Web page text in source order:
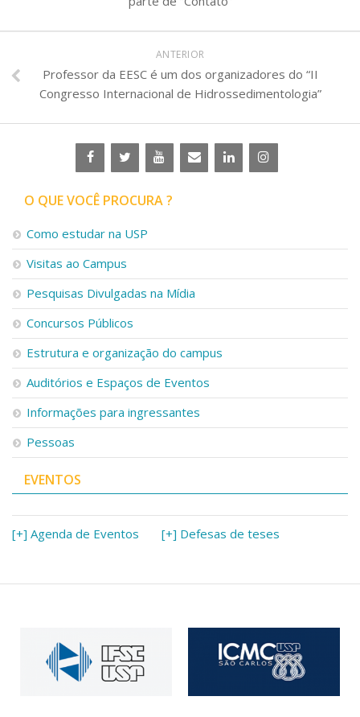
ANTERIOR
Professor da EESC é um dos organizadores do “II
Congresso Internacional de Hidrossedimentologia”
O QUE VOCÊ PROCURA ?
Como estudar na USP
Visitas ao Campus
Pesquisas Divulgadas na Mídia
Concursos Públicos
Estrutura e organização do campus
Auditórios e Espaços de Eventos
Informações para ingressantes
Pessoas
EVENTOS
[+] Agenda de Eventos [+] Defesas de teses